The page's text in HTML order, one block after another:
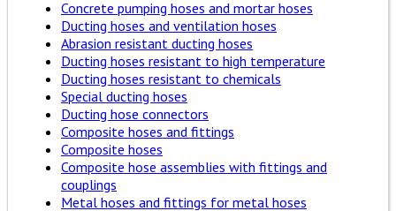
Concrete pumping hoses and mortar hoses
Ducting hoses and ventilation hoses
Abrasion resistant ducting hoses
Ducting hoses resistant to high temperature
Ducting hoses resistant to chemicals
Special ducting hoses
Ducting hose connectors
Composite hoses and fittings
Composite hoses
Composite hose assemblies with fittings and
couplings
Metal hoses and fittings for metal hoses